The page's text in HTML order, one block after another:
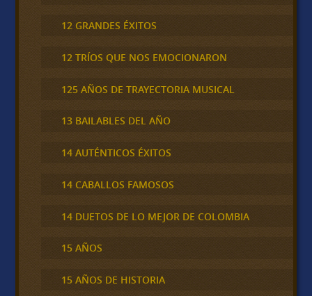
12 GRANDES ÉXITOS
12 TRÍOS QUE NOS EMOCIONARON
125 AÑOS DE TRAYECTORIA MUSICAL
13 BAILABLES DEL AÑO
14 AUTÉNTICOS ÉXITOS
14 CABALLOS FAMOSOS
14 DUETOS DE LO MEJOR DE COLOMBIA
15 AÑOS
15 AÑOS DE HISTORIA